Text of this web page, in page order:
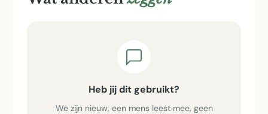
Heb jij dit gebruikt?
We zijn nieuw, een mens leest mee, geen